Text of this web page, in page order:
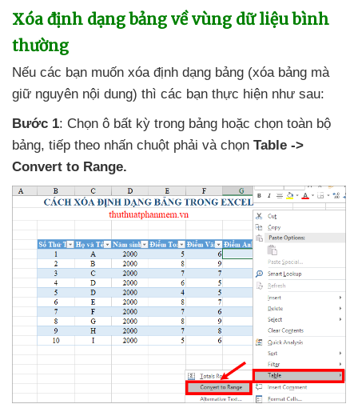
Xóa định dạng bảng về vùng dữ liệu bình
thường
Nếu các bạn muốn xóa định dạng bảng (xóa bảng mà
giữ nguyên nội dung) thì các bạn thực hiện như sau:
Bước 1: Chọn ô bất kỳ trong bảng hoặc chọn toàn bộ
bảng, tiếp theo nhấn chuột phải và chọn Table ->
Convert to Range.